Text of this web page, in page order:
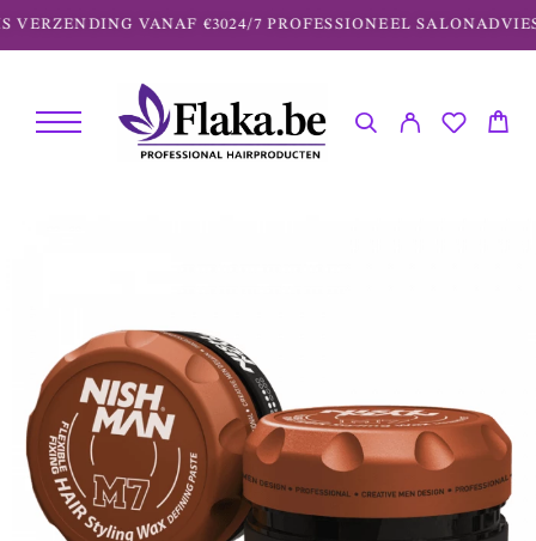
VERZENDING VANAF €3024/7 PROFESSIONEEL SALONADVIES